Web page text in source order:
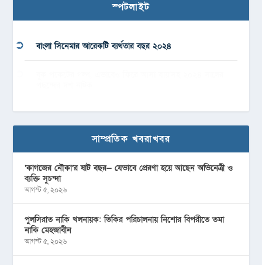
স্পটলাইট
বাংলা সিনেমার আরেকটি ব্যর্থতার বছর ২০২৪
সাম্প্রতিক খবরাখবর
‘কাগজের নৌকা’র ষাট বছর— যেভাবে প্রেরণা হয়ে আছেন অভিনেত্রী ও
ব্যক্তি সুচন্দা
আগস্ট ৫, ২০২৬
পুলসিরাত নাকি খলনায়ক: ভিকির পরিচালনায় নিশোর বিপরীতে তমা
নাকি মেহজাবীন
আগস্ট ৫, ২০২৬